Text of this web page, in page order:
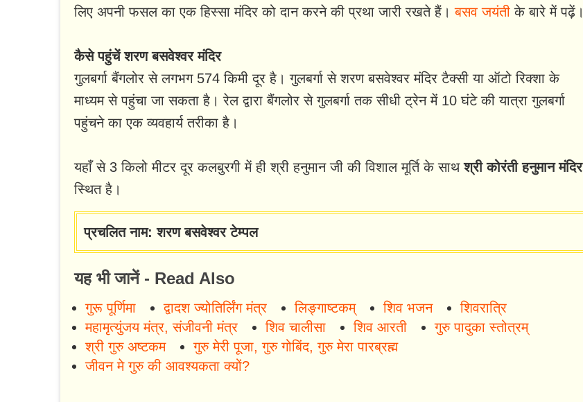
लिए अपनी फसल का एक हिस्सा मंदिर को दान करने की प्रथा जारी रखते हैं।बसव जयंती के बारे में पढ़ें।
कैसे पहुंचें शरण बसवेश्वर मंदिर
गुलबर्गा बैंगलोर से लगभग 574 किमी दूर है। गुलबर्गा से शरण बसवेश्वर मंदिर टैक्सी या ऑटो रिक्शा के
माध्यम से पहुंचा जा सकता है। रेल द्वारा बैंगलोर से गुलबर्गा तक सीधी ट्रेन में 10 घंटे की यात्रा गुलबर्गा
पहुंचने का एक व्यवहार्य तरीका है।
यहाँ से 3 किलो मीटर दूर कलबुरगी में ही श्री हनुमान जी की विशाल मूर्ति के साथश्री कोरंती हनुमान मंदिर
स्थित है।
प्रचलित नाम: शरण बसवेश्वर टेम्पल
यह भी जानें - Read Also
गुरू पूर्णिमा द्वादश ज्योतिर्लिंग मंत्र लिङ्गाष्टकम् शिव भजन
शिवरात्रि
महामृत्युंजय मंत्र, संजीवनी मंत्र
शिव चालीसा शिव आरती
गुरु पादुका स्तोत्रम्
श्री गुरु अष्टकम
गुरु मेरी पूजा, गुरु गोबिंद, गुरु मेरा पारब्रह्म
जीवन मे गुरु की आवश्यकता क्यों?